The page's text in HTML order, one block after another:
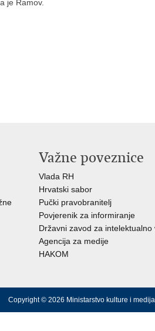
je Ramov.
Važne poveznice
Vlada RH
Hrvatski sabor
Pučki pravobranitelj
Povjerenik za informiranje
Državni zavod za intelektualno
Agencija za medije
HAKOM
Copyright © 2026 Ministarstvo kulture i